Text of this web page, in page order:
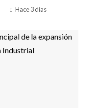
Hace 3 días